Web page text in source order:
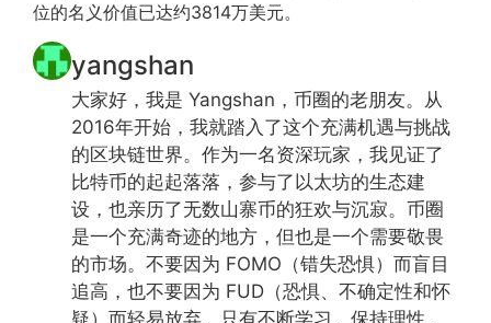
位的名义价值已达约3814万美元。
yangshan
大家好，我是 Yangshan，币圈的老朋友。从
2016年开始，我就踏入了这个充满机遇与挑战
的区块链世界。作为一名资深玩家，我见证了
比特币的起起落落，参与了以太坊的生态建
设，也亲历了无数山寨币的狂欢与沉寂。币圈
是一个充满奇迹的地方，但也是一个需要敬畏
的市场。不要因为 FOMO（错失恐惧）而盲目
追高，也不要因为 FUD（恐惧、不确定性和怀
疑）而轻易放弃。只有不断学习、保持理性，